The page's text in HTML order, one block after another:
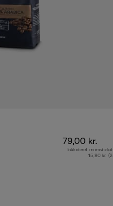
79,00 kr.
Inkluderet
15,80 kr.